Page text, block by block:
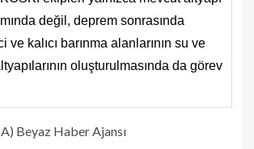
değil, deprem sonrasında
ve kalıcı barınma alanlarının su ve
oluşturulmasında da görev
Beyaz Haber Ajansı